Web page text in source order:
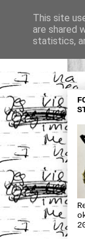
This site
are shared
statistics,